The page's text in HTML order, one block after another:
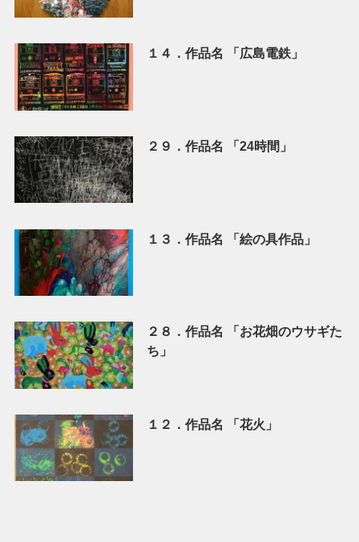
１４．作品名 「広島電鉄」
２９．作品名 「24時間」
１３．作品名 「絵の具作品」
２８．作品名 「お花畑のウサギた
ち」
１２．作品名 「花火」